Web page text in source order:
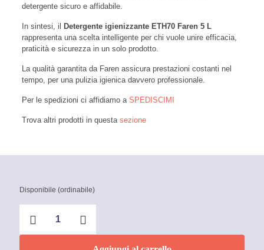
detergente sicuro e affidabile.
In sintesi, il
Detergente igienizzante ETH70 Faren 5 L
rappresenta una scelta intelligente per chi vuole unire efficacia,
praticità e sicurezza in un solo prodotto.
La qualità garantita da Faren assicura prestazioni costanti nel
tempo, per una pulizia igienica davvero professionale.
Per le spedizioni ci affidiamo a SPEDISCIMI
Trova altri prodotti in questa sezione
Disponibile (ordinabile)
igienizzante
ETH70